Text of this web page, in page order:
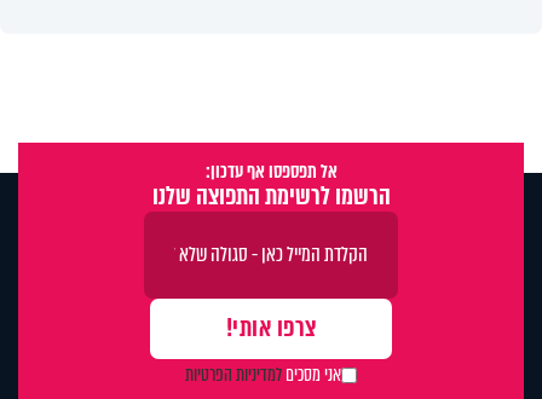
אל תפספסו אף עדכון:
הרשמו לרשימת התפוצה שלנו
אני מסכיםלמדיניות הפרטיות